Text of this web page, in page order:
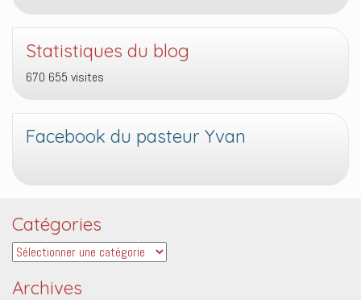
Statistiques du blog
670 655 visites
Facebook du pasteur Yvan
Catégories
Catégories
Archives